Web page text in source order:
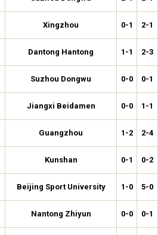
Xingzhou 0-1 2-1
Dantong Hantong 1-1 2-3
Suzhou Dongwu 0-0 0-1
Jiangxi Beidamen 0-0 1-1
Guangzhou 1-2 2-4
Kunshan 0-1 0-2
Beijing Sport University 1-0 5-0
Nantong Zhiyun 0-0 0-1